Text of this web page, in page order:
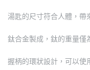
湯匙的尺寸符合人體，帶
鈦合金製成，鈦的重量僅
握柄的環狀設計，可以使